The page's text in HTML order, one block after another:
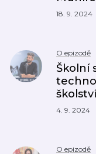
18. 9. 2024
O epizodě
Školní
4. 9. 2024
O epizodě